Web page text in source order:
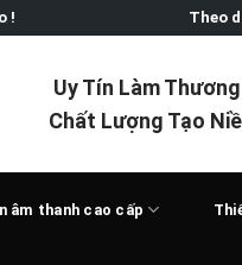
! Theo
Uy Tín Làm
Chất Lượng Tạo
âm thanh cao cấp